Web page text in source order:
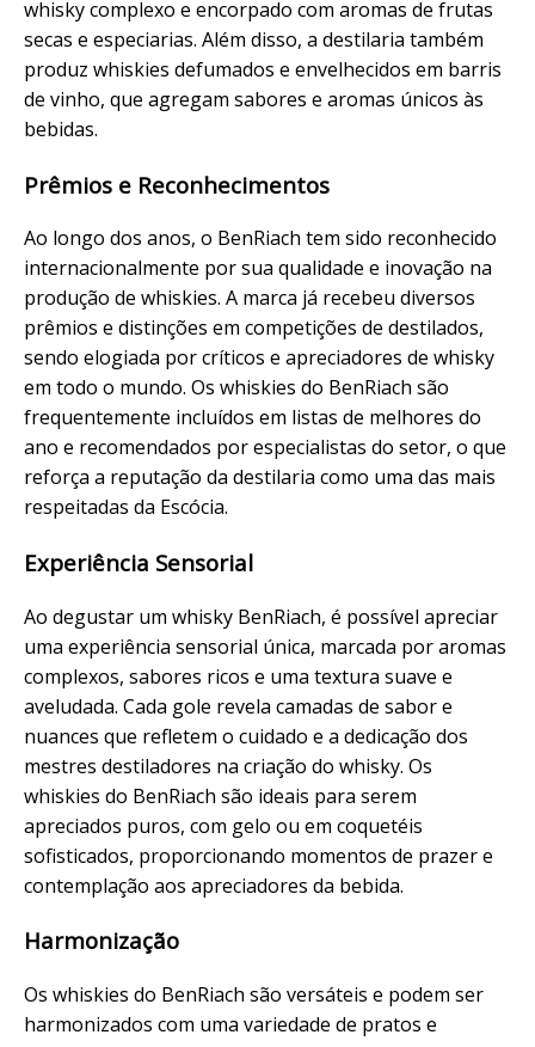
whisky complexo e encorpado com aromas de frutas
secas e especiarias. Além disso, a destilaria também
produz whiskies defumados e envelhecidos em barris
de vinho, que agregam sabores e aromas únicos às
bebidas.
Prêmios e Reconhecimentos
Ao longo dos anos, o BenRiach tem sido reconhecido
internacionalmente por sua qualidade e inovação na
produção de whiskies. A marca já recebeu diversos
prêmios e distinções em competições de destilados,
sendo elogiada por críticos e apreciadores de whisky
em todo o mundo. Os whiskies do BenRiach são
frequentemente incluídos em listas de melhores do
ano e recomendados por especialistas do setor, o que
reforça a reputação da destilaria como uma das mais
respeitadas da Escócia.
Experiência Sensorial
Ao degustar um whisky BenRiach, é possível apreciar
uma experiência sensorial única, marcada por aromas
complexos, sabores ricos e uma textura suave e
aveludada. Cada gole revela camadas de sabor e
nuances que refletem o cuidado e a dedicação dos
mestres destiladores na criação do whisky. Os
whiskies do BenRiach são ideais para serem
apreciados puros, com gelo ou em coquetéis
sofisticados, proporcionando momentos de prazer e
contemplação aos apreciadores da bebida.
Harmonização
Os whiskies do BenRiach são versáteis e podem ser
harmonizados com uma variedade de pratos e